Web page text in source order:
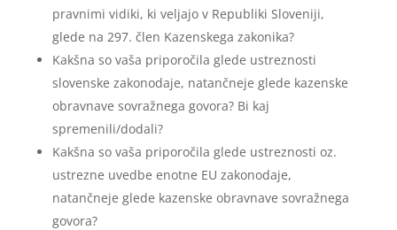
pravnimi vidiki, ki veljajo v Republiki Sloveniji,
glede na 297. člen Kazenskega zakonika?
Kakšna so vaša priporočila glede ustreznosti
slovenske zakonodaje, natančneje glede kazenske
obravnave sovražnega govora? Bi kaj
spremenili/dodali?
Kakšna so vaša priporočila glede ustreznosti oz.
ustrezne uvedbe enotne EU zakonodaje,
natančneje glede kazenske obravnave sovražnega
govora?